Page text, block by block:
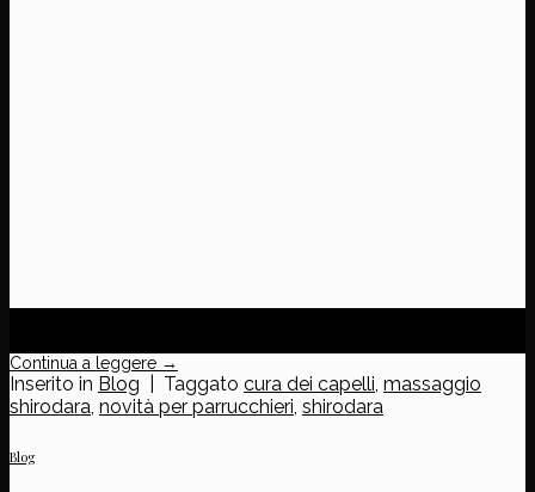
Continua a leggere →
Inserito in Blog Taggato cura dei capelli massaggio
shirodara novità per parrucchieri shirodara
Blog